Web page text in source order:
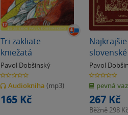
Tri zakliate
kniežatá
Pavol Dobšinský
0.0
z
5
hvězdiček
Audiokniha (mp3)
165 Kč
Najkrajšie
rozprávky
Pavol
0.0
z
5
hvězdiček
pevná
267 Kč
Běžně298 Kč